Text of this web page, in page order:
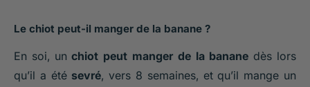
Le chiot peut-il manger de la banane ?
En soi, unchiot peut manger de la banane dès lors
qu’il a été sevré, vers 8 semaines, et qu’il mange un